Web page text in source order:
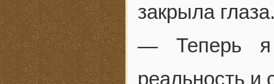
закрыла
— Теперь я
реальность